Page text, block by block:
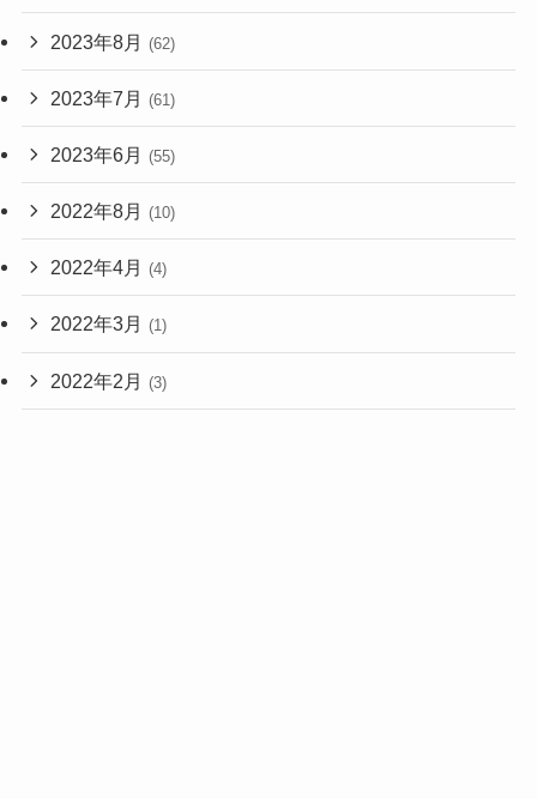
2023年8月 (62)
2023年7月 (61)
2023年6月 (55)
2022年8月 (10)
2022年4月 (4)
2022年3月 (1)
2022年2月 (3)